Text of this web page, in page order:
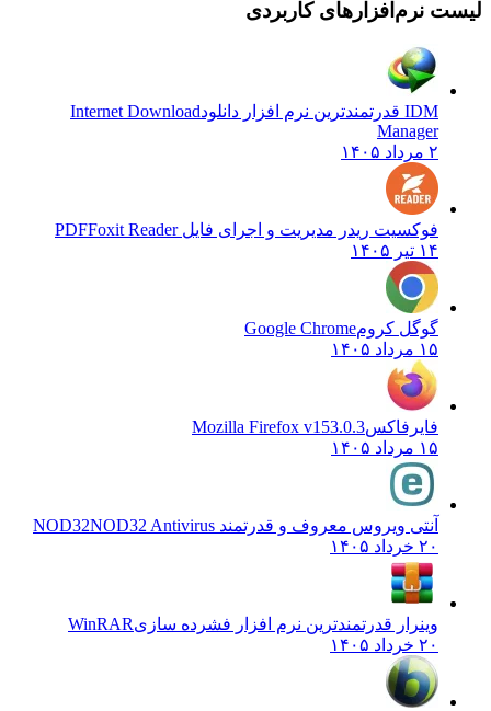
لیست نرم‌افزارهای کاربردی
IDM قدرتمندترین نرم افزار دانلود
Internet Download
Manager
۲ مرداد ۱۴۰۵
فوکسیت ریدر مدیریت و اجرای فایل PDFFoxit Reader
۱۴ تیر ۱۴۰۵
گوگل کرومGoogle Chrome
۱۵ مرداد ۱۴۰۵
فایرفاکسMozilla Firefox v153.0.3
۱۵ مرداد ۱۴۰۵
آنتی ویروس معروف و قدرتمند NOD32 NOD32 Antivirus
۲۰ خرداد ۱۴۰۵
وینرار قدرتمندترین نرم افزار فشرده سازیWinRAR
۲۰ خرداد ۱۴۰۵